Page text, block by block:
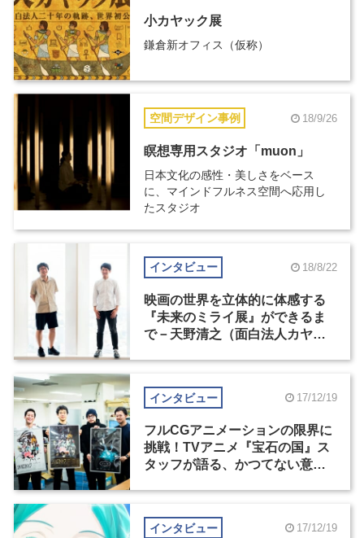
小カヤック展
鎌倉新オフィス（仮称）
空間デザイン事例 18/9/26
瞑想専用スタジオ「muon」
日本文化の感性・美しさをベース
に、マインドフルネス空間へ応用し
たスタジオ
インタビュー 18/8/22
映画の世界を立体的に体感する
『未来のミライ展』ができるま
で－天野清之（面白法人カヤッ
インタビュー 17/12/19
フルCGアニメーションの限界に
挑戦！TVアニメ『宝石の国』ス
タッフが語る、かつてない意欲
インタビュー 17/12/19